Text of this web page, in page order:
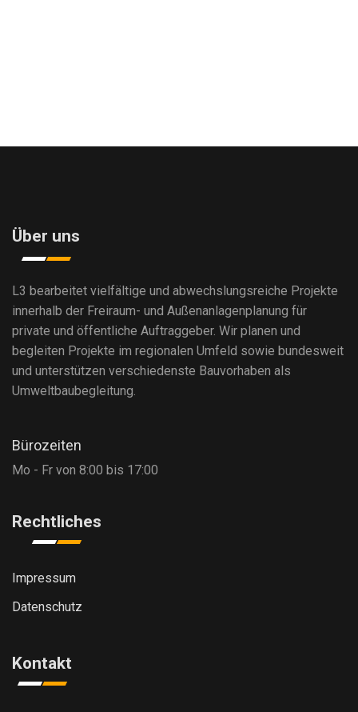
Über uns
L3 bearbeitet vielfältige und abwechslungsreiche Projekte
innerhalb der Freiraum- und Außenanlagenplanung für
private und öffentliche Auftraggeber. Wir planen und
begleiten Projekte im regionalen Umfeld sowie bundesweit
und unterstützen verschiedenste Bauvorhaben als
Umweltbaubegleitung.
Bürozeiten
Mo - Fr von 8:00 bis 17:00
Rechtliches
Impressum
Datenschutz
Kontakt